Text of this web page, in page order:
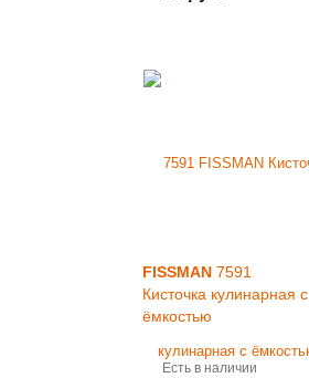
FISSMAN 7591
Кисточка кулинарная с
ёмкостью
Есть в наличии